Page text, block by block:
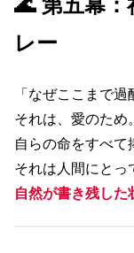
🌊 第五幕
レー
「なぜここまで過
それは、愛のため。
自らの命をすべて
それは人間にとっ
自然が書き残した